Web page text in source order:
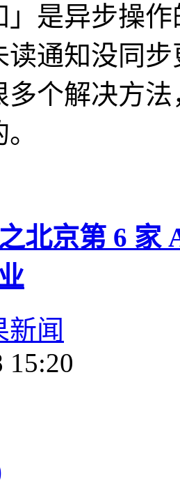
」是异步操
读通知没同
多个解决方
北京第 6 家
新闻
15:20